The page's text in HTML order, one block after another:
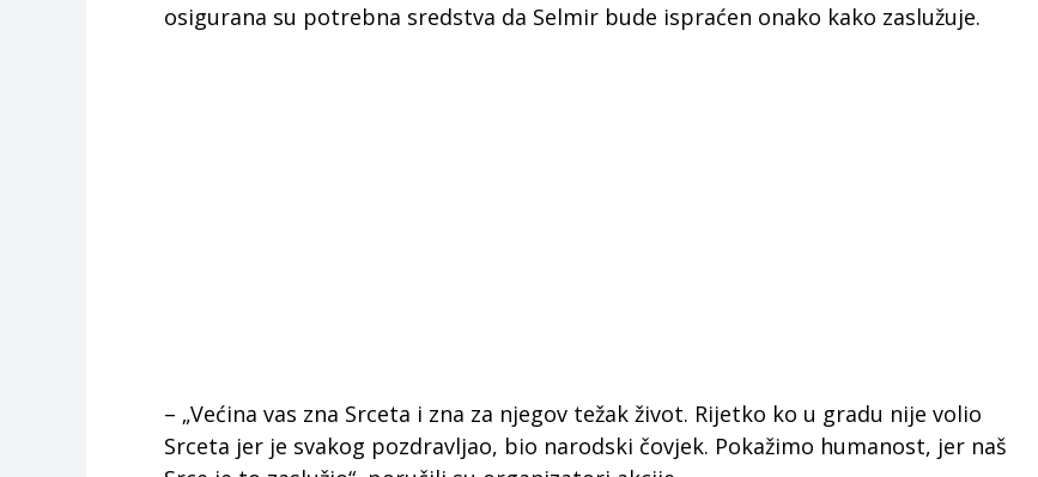
osigurana su potrebna sredstva da Selmir bude ispraćen onako kako zaslužuje.
– „Većina vas zna Srceta i zna za njegov težak život. Rijetko ko u gradu nije volio
Srceta jer je svakog pozdravljao, bio narodski čovjek. Pokažimo humanost, jer naš